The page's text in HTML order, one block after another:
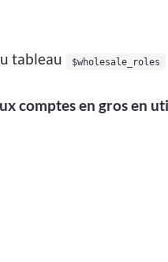
tableau $wholesale_roles
comptes en gros en